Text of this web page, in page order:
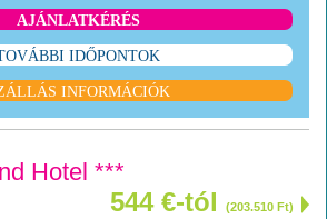
AJÁNLATKÉRÉS
IDŐPONTOK
INFORMÁCIÓK
Hotel ***
544 €-tól (203.510 Ft)